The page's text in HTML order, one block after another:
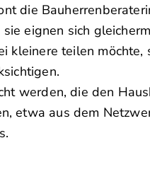
die
eignen sich
kleinere teilen
werden, die den
etwa aus dem